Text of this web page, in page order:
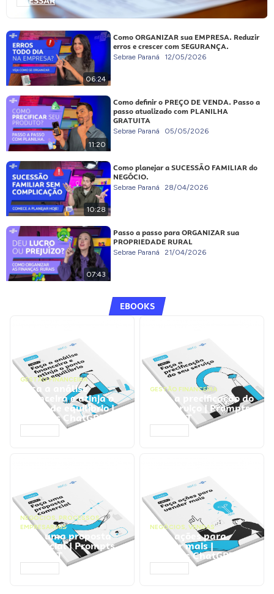
06:24
Como ORGANIZAR sua EMPRESA. Reduzir
erros e crescer com SEGURANÇA.
Sebrae Paraná 12/05/2026
11:20
Como definir o PREÇO DE VENDA. Passo a
passo atualizado com PLANILHA
GRATUITA
Sebrae Paraná 05/05/2026
10:28
Como planejar a SUCESSÃO FAMILIAR do
NEGÓCIO.
Sebrae Paraná 28/04/2026
07:43
Passo a passo para ORGANIZAR sua
PROPRIEDADE RURAL
Sebrae Paraná 21/04/2026
EBOOKS
GESTÃO FINANCEIRA
Faça a análise
financeira e atinja o
ponto de equilíbrio |
Prompts ChatGPT
GESTÃO FINANCEIRA
Faça a precificação do
seu serviço | Prompts
ChatGPT
NEGÓCIOS, PROCESSOS
EMPRESARIAIS
Faça uma proposta
comercial | Prompts
ChatGPT
NEGÓCIOS, VENDAS
Faça ações para
vender mais |
Prompts ChatGPT